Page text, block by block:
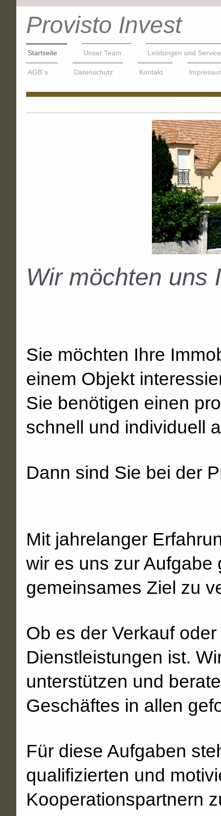
Provisto Invest
Startseite Unser Team Leistungen und
AGB´s Datenschutz Kontakt
proVisto
Wir möchten uns
Sie möchten Ihre
einem Objekt
Sie benötigen einen
schnell und individuell
Dann sind Sie bei der
Mit jahrelanger
wir es uns zur Aufgabe
gemeinsames Ziel zu
Ob es der Verkauf
Dienstleistungen ist.
unterstützen und
Geschäftes in allen
Für diese Aufgaben
qualifizierten und
Kooperationspartnern